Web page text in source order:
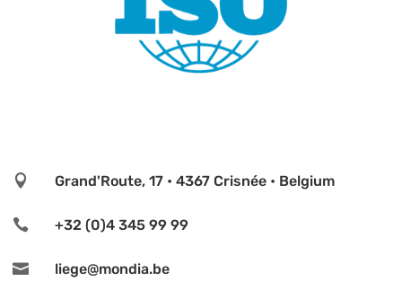
 Grand'Route, 17 • 4367 Crisnée • Belgium
 +32 (0)4 345 99 99
 liege@mondia.be